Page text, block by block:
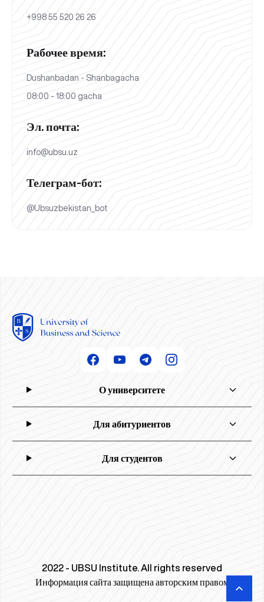
+998 55 520 26 26
Рабочее время:
Dushanbadan - Shanbagacha
08:00 - 18:00 gacha
Эл. почта:
info@ubsu.uz
Телеграм-бот:
@Ubsuzbekistan_bot
О университете
Для абитуриентов
Для студентов
2022 - UBSU Institute. All rights reserved
Информация сайта защищена авторским правом